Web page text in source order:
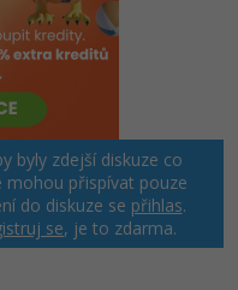
byly zdejší diskuze co
mohou přispívat pouze
do diskuze se přihlas.
se, je to zdarma.